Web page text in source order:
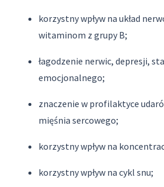
korzystny wpływ na układ
witaminom z grupy B;
łagodzenie nerwic, depresji,
emocjonalnego;
znaczenie w profilaktyce
mięśnia sercowego;
korzystny wpływ na
korzystny wpływ na cykl snu;